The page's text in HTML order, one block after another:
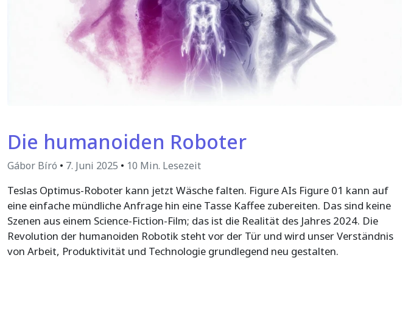
Die humanoiden Roboter
Gábor Bíró • 7. Juni 2025 • 10 Min. Lesezeit
Teslas Optimus-Roboter kann jetzt Wäsche falten. Figure AIs Figure 01 kann auf
eine einfache mündliche Anfrage hin eine Tasse Kaffee zubereiten. Das sind keine
Szenen aus einem Science-Fiction-Film; das ist die Realität des Jahres 2024. Die
Revolution der humanoiden Robotik steht vor der Tür und wird unser Verständnis
von Arbeit, Produktivität und Technologie grundlegend neu gestalten.